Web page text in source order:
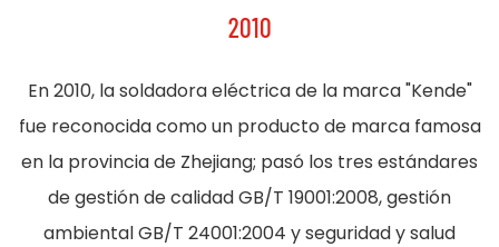
2010
En 2010, la soldadora eléctrica de la marca "Kende"
fue reconocida como un producto de marca famosa
en la provincia de Zhejiang; pasó los tres estándares
de gestión de calidad GB/T 19001:2008, gestión
ambiental GB/T 24001:2004 y seguridad y salud